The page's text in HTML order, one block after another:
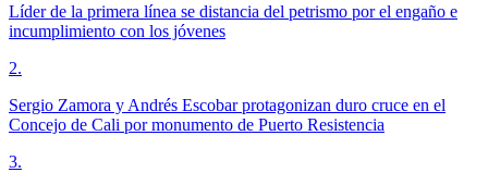
Líder de la primera línea se distancia del petrismo por el engaño e
incumplimiento con los jóvenes
2.
Sergio Zamora y Andrés Escobar protagonizan duro cruce en el
Concejo de Cali por monumento de Puerto Resistencia
3.